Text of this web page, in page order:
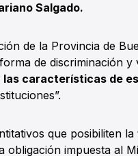
Salgado.
de la Provincia de
de discriminación y
las características de
que posibiliten la
obligación impuesta al